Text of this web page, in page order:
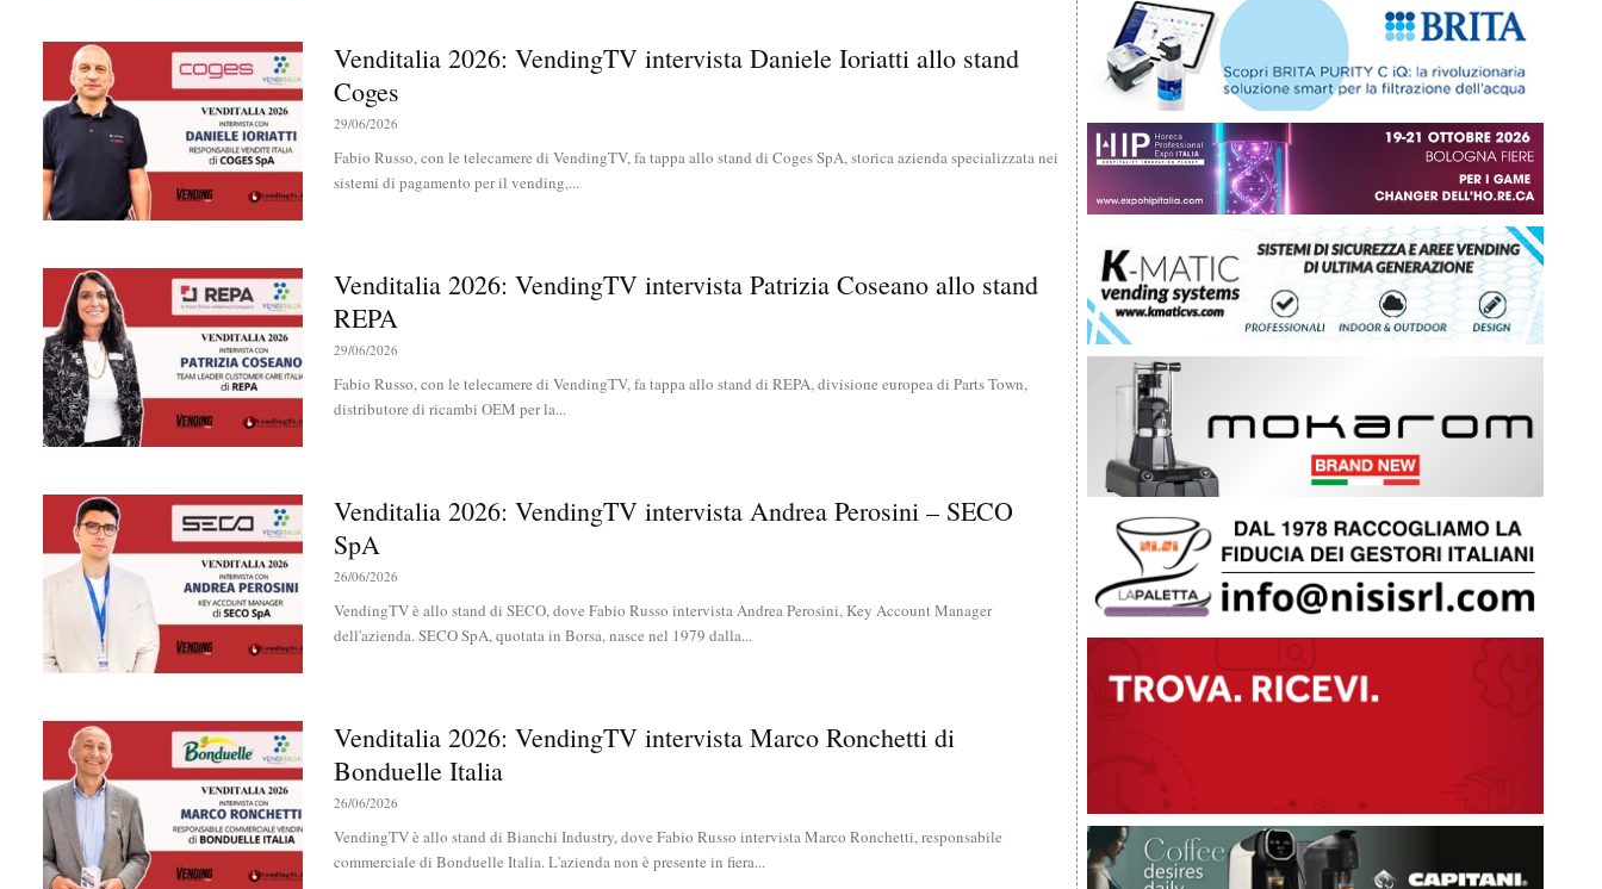
Venditalia 2026: VendingTV intervista Daniele Ioriatti allo stand
Coges
29/06/2026
Fabio Russo, con le telecamere di VendingTV, fa tappa allo stand di Coges SpA, storica azienda specializzata nei
sistemi di pagamento per il vending,...
Venditalia 2026: VendingTV intervista Patrizia Coseano allo stand
REPA
29/06/2026
Fabio Russo, con le telecamere di VendingTV, fa tappa allo stand di REPA, divisione europea di Parts Town,
distributore di ricambi OEM per la...
Venditalia 2026: VendingTV intervista Andrea Perosini – SECO
SpA
26/06/2026
VendingTV è allo stand di SECO, dove Fabio Russo intervista Andrea Perosini, Key Account Manager
dell'azienda. SECO SpA, quotata in Borsa, nasce nel 1979 dalla...
Venditalia 2026: VendingTV intervista Marco Ronchetti di
Bonduelle Italia
26/06/2026
VendingTV è allo stand di Bianchi Industry, dove Fabio Russo intervista Marco Ronchetti, responsabile
commerciale di Bonduelle Italia. L'azienda non è presente in fiera...